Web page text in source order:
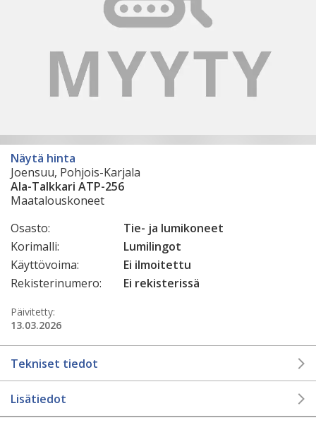
Näytä hinta
Joensuu, Pohjois-Karjala
Ala-Talkkari ATP-256
Maatalouskoneet
Osasto:
Tie- ja lumikoneet
Korimalli:
Lumilingot
Käyttövoima:
Ei ilmoitettu
Rekisterinumero:
Ei rekisterissä
Päivitetty:
13.03.2026
Tekniset tiedot
Lisätiedot